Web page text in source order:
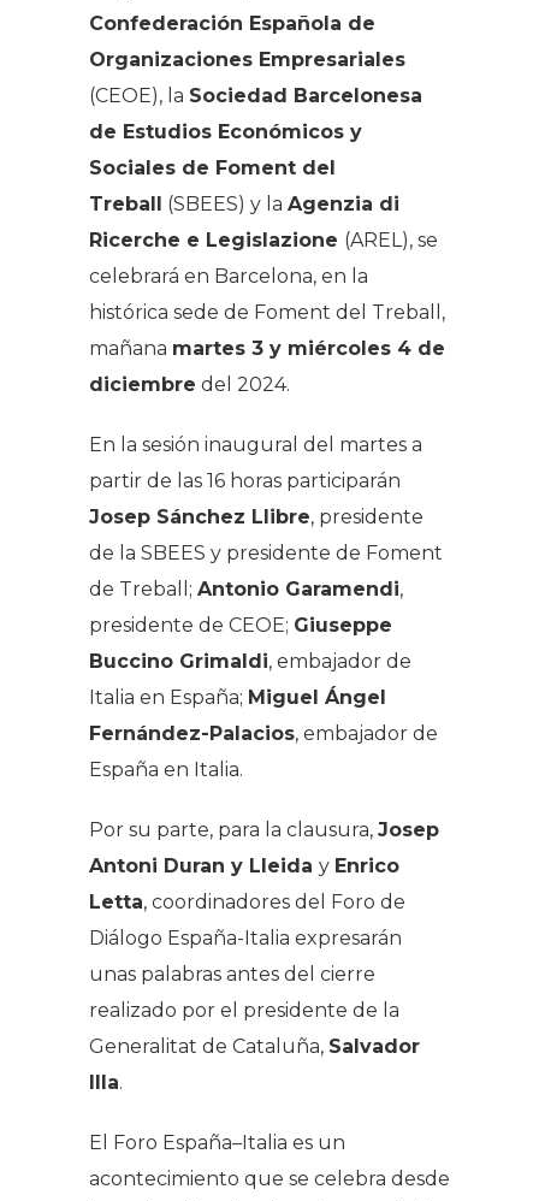
Confederación Española de
Organizaciones Empresariales
(CEOE), la Sociedad Barcelonesa
de Estudios Económicos y
Sociales de Foment del
Treball (SBEES) y la Agenzia di
Ricerche e Legislazione (AREL), se
celebrará en Barcelona, en la
histórica sede de Foment del Treball,
mañana martes 3 y miércoles 4 de
diciembre del 2024.
En la sesión inaugural del martes a
partir de las 16 horas participarán
Josep Sánchez Llibre, presidente
de la SBEES y presidente de Foment
de Treball; Antonio Garamendi,
presidente de CEOE; Giuseppe
Buccino Grimaldi, embajador de
Italia en España; Miguel Ángel
Fernández-Palacios, embajador de
España en Italia.
Por su parte, para la clausura, Josep
Antoni Duran y Lleida y Enrico
Letta, coordinadores del Foro de
Diálogo España-Italia expresarán
unas palabras antes del cierre
realizado por el presidente de la
Generalitat de Cataluña, Salvador
Illa.
El Foro España–Italia es un
acontecimiento que se celebra desde